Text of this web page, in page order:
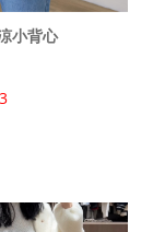
小背心